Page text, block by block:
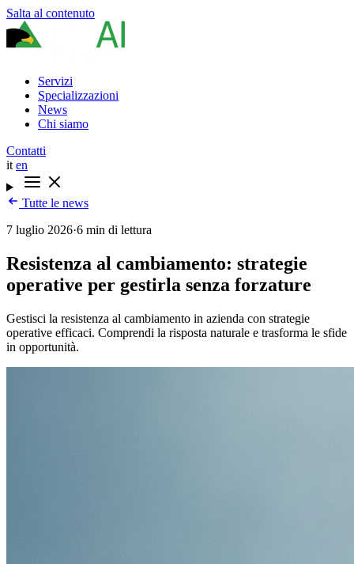
Salta al contenuto
Servizi
Specializzazioni
News
Chi siamo
Contatti
it en
Tutte le news
7 luglio 2026·6 min di lettura
Resistenza al cambiamento: strategie
operative per gestirla senza forzature
Gestisci la resistenza al cambiamento in azienda con strategie
operative efficaci. Comprendi la risposta naturale e trasforma le sfide
in opportunità.